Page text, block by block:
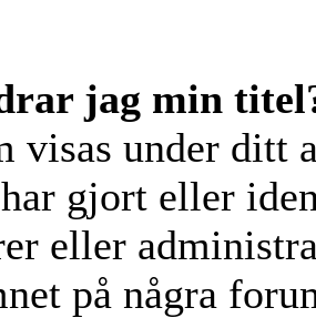
jag min
visas under ditt
gjort eller
eller
på några